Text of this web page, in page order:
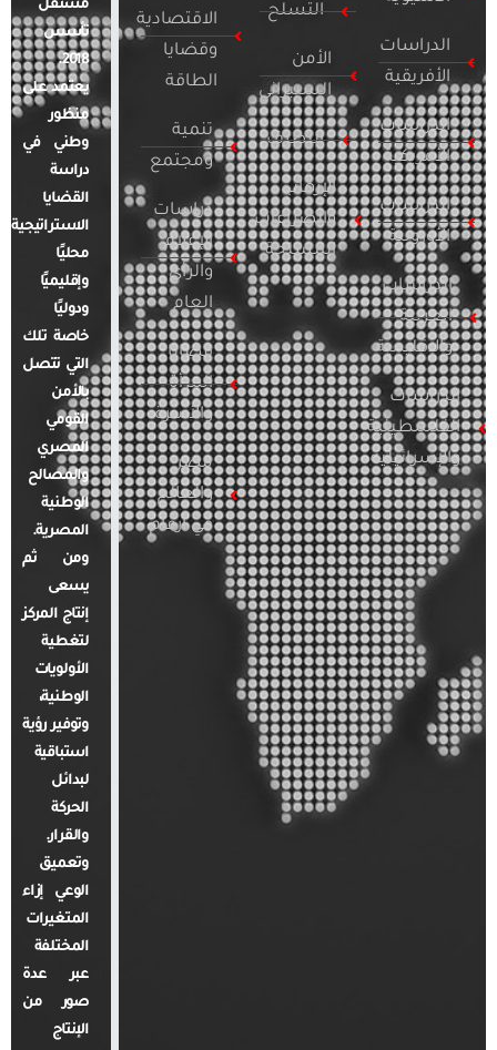
الدراسات
الأفريقية
الدراسات
الأمريكية
الدراسات
الأوروبية
الدراسات
العربية
والإقليمية
الدراسات
الفلسطينية
والإسرائيلية
التسلح
الأمن
السيبراني
التطرف
الإرهاب
والصراعات
المسلحة
الاقتصادية
وقضايا
الطاقة
تنمية
ومجتمع
دراسات
الإعلام
والرأي
العام
قضايا
المرأة
والأسرة
مصر
والعالم
في أرقام
مستقل
تأسس
2018.
يعتمد على
منظور
وطني في
دراسة
القضايا
الاستراتيجية
محليًا
وإقليميًا
ودوليًا
خاصة تلك
التي تتصل
بالأمن
القومي
المصري
والمصالح
الوطنية
المصرية.
ومن ثم
يسعى
إنتاج المركز
لتغطية
الأولويات
الوطنية،
وتوفير رؤية
استباقية
لبدائل
الحركة
والقرار.
وتعميق
الوعي إزاء
المتغيرات
المختلفة
عبر عدة
صور من
الإنتاج